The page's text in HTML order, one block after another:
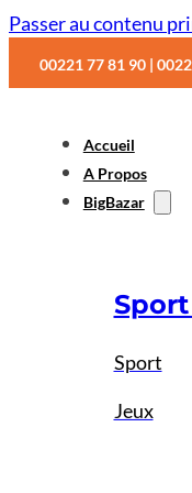
Passer au contenu
00221 77 81 90 |
Accueil
A Propos
BigBazar
Sport
Jeux